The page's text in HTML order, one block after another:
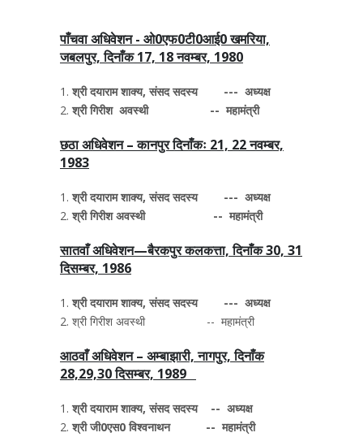
पाँचवा अधिवेशन - ओ0एफ0टी0आई0 खमरिया,
जबलपुर, दिनाँक 17, 18 नवम्बर, 1980
श्री दयाराम शाक्य, संसद सदस्य --- अध्यक्ष
श्री गिरीश अवस्थी -- महामंत्री
छठा अधिवेशन – कानपुर दिनाँकः 21, 22 नवम्बर,
1983
श्री दयाराम शाक्य, संसद सदस्य --- अध्यक्ष
श्री गिरीश अवस्थी -- महामंत्री
सातवाँ अधिवेशन—बैरकपुर कलकत्ता, दिनाँक 30, 31
दिसम्बर, 1986
श्री दयाराम शाक्य, संसद सदस्य --- अध्यक्ष
श्री गिरीश अवस्थी -- महामंत्री
आठवाँ अधिवेशन – अम्बाझारी, नागपुर, दिनाँक
28,29,30 दिसम्बर, 1989
श्री दयाराम शाक्य, संसद सदस्य -- अध्यक्ष
श्री जी0एस0 विश्वनाथन -- महामंत्री